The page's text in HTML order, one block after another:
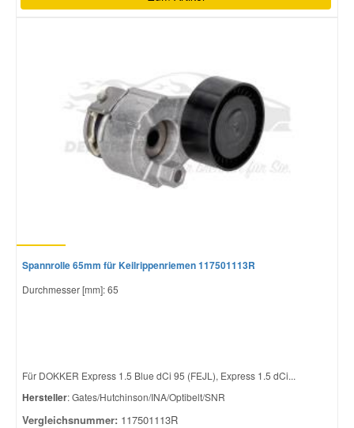
Spannrolle 65mm für Keilrippenriemen 117501113R
Durchmesser [mm]: 65
Für DOKKER Express 1.5 Blue dCi 95 (FEJL), Express 1.5 dCi...
Hersteller: Gates/Hutchinson/INA/Optibelt/SNR
Vergleichsnummer: 117501113R